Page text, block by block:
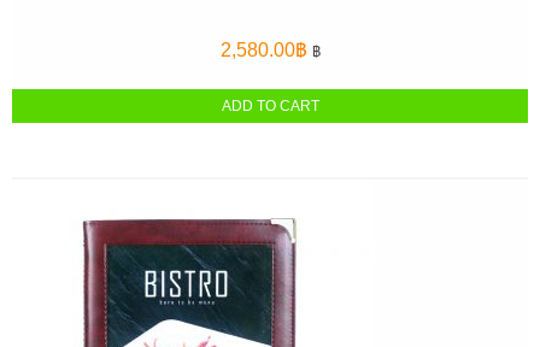
2,580.00฿ ฿
ADD TO CART